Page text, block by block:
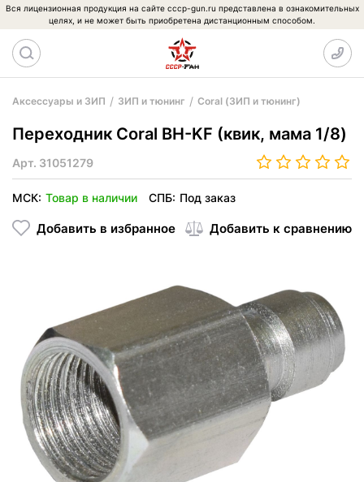
Вся лицензионная продукция на сайте cccp-gun.ru представлена в ознакомительных
целях, и не может быть приобретена дистанционным способом.
Аксессуары и ЗИП ЗИП и тюнинг Coral (ЗИП и тюнинг)
Переходник Coral BH-KF (квик, мама 1/8)
Арт. 31051279
МСК: Товар в наличии СПБ: Под заказ
Добавить в избранное Добавить к сравнению